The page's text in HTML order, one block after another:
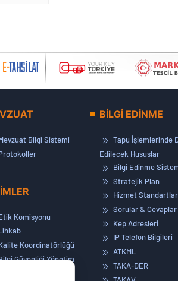
Bilgi Sistemi
Komisyonu
Koordinatörlüğü
Güvenliği Yönetim
BİLGİ EDİNME
Tapu İşlemlerinde
Edilecek Hususlar
Bilgi Edinme
Stratejik Plan
Hizmet
Sorular & Cevaplar
Kep Adresleri
IP Telefon Bilgileri
ATKML
TAKA-DER